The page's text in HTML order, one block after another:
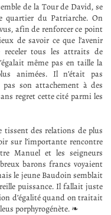
de la Tour de David, se
quartier du Patriarche. On
afin de renforcer ce point
de savoir ce que l’avenir
receler tous les attraits de
même pas en taille la
animées. Il n’était pas
son attachement à des
regret cette cité parmi les
tissent des relations de plus
sur l’importante rencontre
Manuel et les seigneurs
barons francs voyaient
le jeune Baudoin semblait
puissance. Il fallait juste
d’égalité quand on traitait
porphyrogénète. ❧